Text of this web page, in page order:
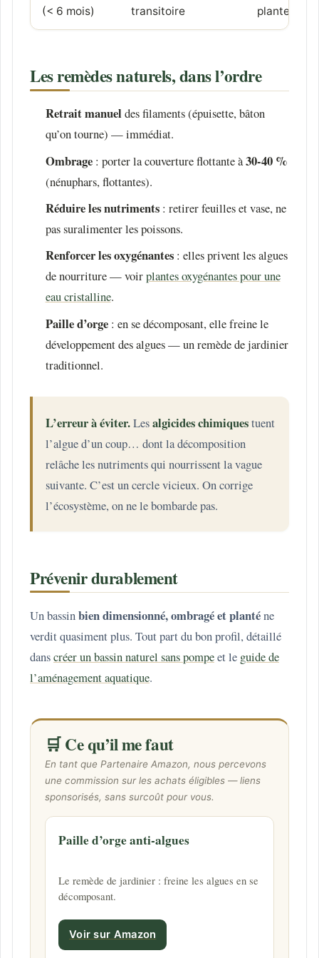
(< 6 mois)
transitoire
planter
Les remèdes naturels, dans l’ordre
Retrait manuel des filaments (épuisette, bâton
qu’on tourne) — immédiat.
Ombrage: porter la couverture flottante à30-40 %
(nénuphars, flottantes).
Réduire les nutriments: retirer feuilles et vase, ne
pas suralimenter les poissons.
Renforcer les oxygénantes: elles privent les algues
de nourriture — voirplantes oxygénantes pour une
eau cristalline.
Paille d’orge: en se décomposant, elle freine le
développement des algues — un remède de jardinier
traditionnel.
L’erreur à éviter.Lesalgicides chimiquestuent
l’algue d’un coup… dont la décomposition
relâche les nutriments qui nourrissent la vague
suivante. C’est un cercle vicieux. On corrige
l’écosystème, on ne le bombarde pas.
Prévenir durablement
Un bassinbien dimensionné, ombragé et planténe
verdit quasiment plus. Tout part du bon profil, détaillé
danscréer un bassin naturel sans pompeet le guide de
l’aménagement aquatique.
🛒 Ce qu’il me faut
En tant que Partenaire Amazon, nous percevons
une commission sur les achats éligibles — liens
sponsorisés, sans surcoût pour vous.
Paille d’orge anti-algues
Le remède de jardinier : freine les algues en se
décomposant.
Voir sur Amazon